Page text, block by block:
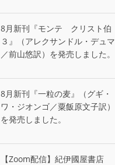
8月新刊『モンテ゠クリスト伯
３』（アレクサンドル・デュマ
／前山悠訳）を発売しました。
8月新刊『一粒の麦』（グギ・
ワ・ジオンゴ／粟飯原文子訳）
を発売しました。
【Zoom配信】紀伊國屋書店